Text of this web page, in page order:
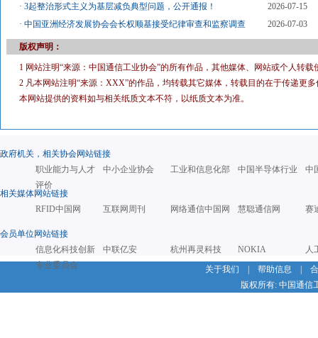
·3起整治形式主义为基层减负典型问题，公开通报！
2026-07-15
·中国亚洲经济发展协会会长权顺基接受纪律审查和监察调查 2026-07-03
版权声明：
1 网站注明“来源：中国通信工业协会”的所有作品，其他媒体、网站或个人转
2 凡本网站注明“来源：XXX”的作品，均转载其它媒体，转载目的在于传递更
本网站提供的资料如与相关纸质文本不符，以纸质文本为准。
政府机关，相关协会网站链接
职业能力与人才
评价
中小企业协会 工业和信息化部 中国半导体行业 中
相关媒体网站链接
RFID中国网
互联网周刊 网络通信中国网 慧聪通信网 赛
会员单位网站链接
信息化科技创新
专业委员会
中联亿安 杭州再灵科技 NOKIA
人
关于我们
帮助信息
版权所有: 中国通信